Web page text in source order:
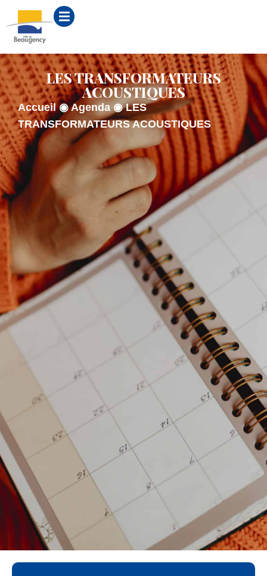
principal
LES TRANSFORMATEURS
ACOUSTIQUES
Accueil◉Agenda ◉LES
TRANSFORMATEURS ACOUSTIQUES